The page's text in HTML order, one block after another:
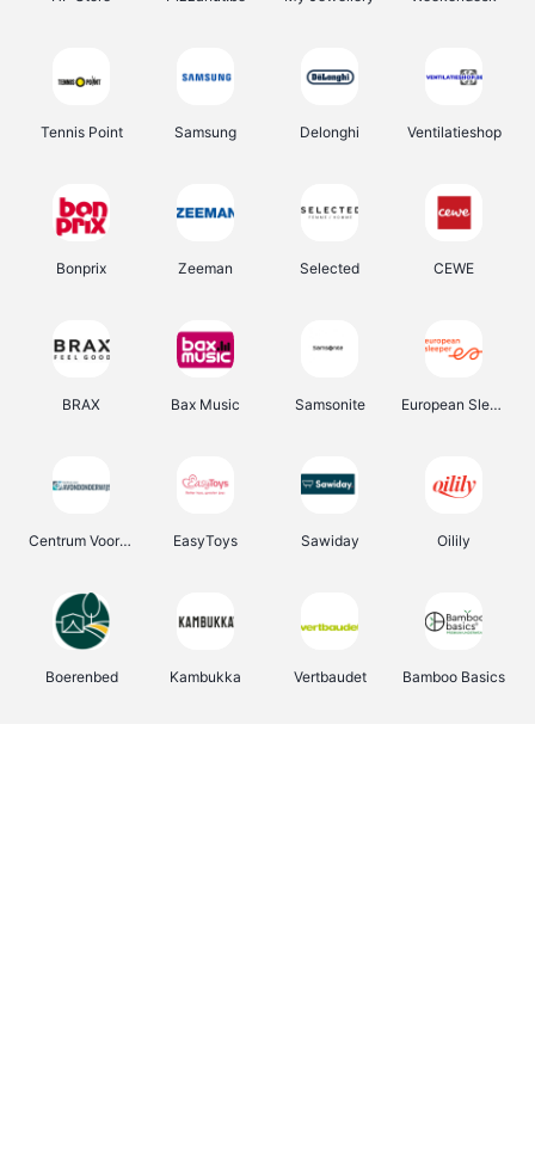
Tennis Point Samsung Delonghi Ventilatieshop
Bonprix Zeeman Selected CEWE
BRAX Bax Music Samsonite European Sleeper
Centrum Voor Avondonderwijs EasyToys Sawiday Oilily
Boerenbed Kambukka Vertbaudet Bamboo Basics